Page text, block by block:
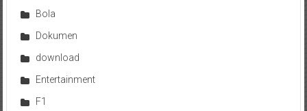
Bola
Dokumen
download
Entertainment
F1